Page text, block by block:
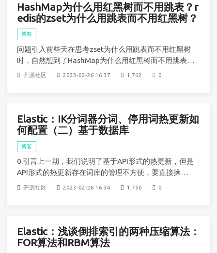
HashMap为什么用红黑树而不用跳表？r
edis的zset为什么用跳表而不用红黑树？
博客
问题引入前些天在思考zset为什么用跳表而不用红黑树
时，自然想到了HashMap为什么用红黑树而不用跳表，
做了一些查询和考虑，以此记录结果redis的zset为什么
开源社区 2023-02-26 16:37 1,762 0
Elastic：IK分词器分词、停用词热更新如
何配置（二）基于数据库
博客
0.引言上一期，我们说明了基于API形式的热更新，但是
API形式的热更新存在词库的管理不方便，要直接操作
磁盘文件，检索页很麻烦；文件的读写没有专门的优
开源社区 2023-02-26 16:34 1,750 0
Elastic：浅谈倒排索引的两种压缩算法：
FOR算法和RBM算法